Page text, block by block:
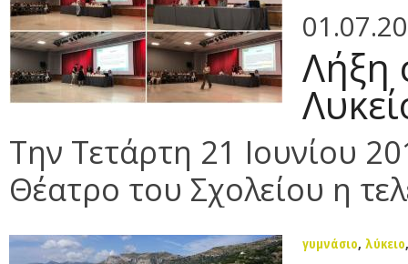
Λήξη
Την Τετάρτη 21 Ιουνίου
Θέατρο του Σχολείου η
γυμνάσιο, λύκειο